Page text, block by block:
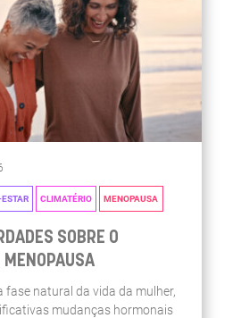
CLIMATÉRIO MENOPAUSA
SOBRE O
MENOPAUSA
fase natural da vida da mulher,
mudanças hormonais